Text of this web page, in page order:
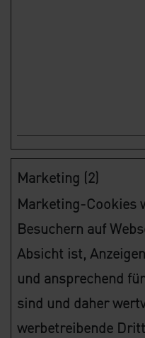
Marketing (2)
Marketing-Cookies
Besuchern auf
Absicht ist,
und ansprechend
sind und daher
werbetreibende